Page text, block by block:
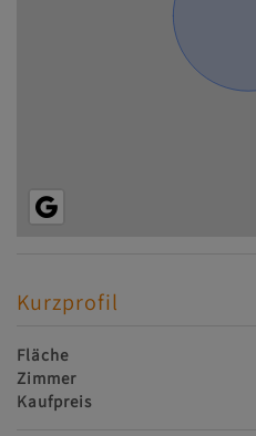
Kurzprofil
Fläche
Zimmer
Kaufpreis